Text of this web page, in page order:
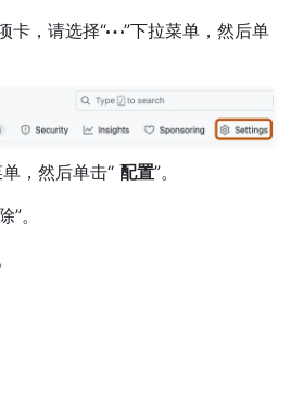
卡，请选择“
”下拉菜单，然后单
，然后单击“ 配置”。
。